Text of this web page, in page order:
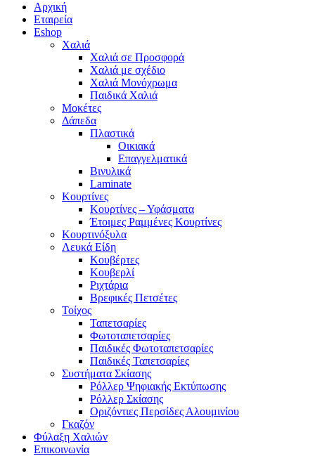
Αρχική
Εταιρεία
Eshop
Χαλιά
Χαλιά σε Προσφορά
Χαλιά με σχέδιο
Χαλιά Μονόχρωμα
Παιδικά Χαλιά
Μοκέτες
Δάπεδα
Πλαστικά
Οικιακά
Επαγγελματικά
Βινυλικά
Laminate
Κουρτίνες
Κουρτίνες – Υφάσματα
Έτοιμες Ραμμένες Κουρτίνες
Κουρτινόξυλα
Λευκά Είδη
Κουβέρτες
Κουβερλί
Ριχτάρια
Βρεφικές Πετσέτες
Τοίχος
Ταπετσαρίες
Φωτοταπετσαρίες
Παιδικές Φωτοταπετσαρίες
Παιδικές Ταπετσαρίες
Συστήματα Σκίασης
Ρόλλερ Ψηφιακής Εκτύπωσης
Ρόλλερ Σκίασης
Οριζόντιες Περσίδες Αλουμινίου
Γκαζόν
Φύλαξη Χαλιών
Επικοινωνία